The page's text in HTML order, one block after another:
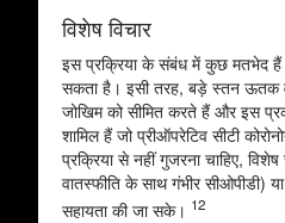
विशेष विचार
इस प्रक्रिया के संबंध में कुछ मतभेद हैं।
सकता है। इसी तरह, बड़े स्तन ऊतक
जोखिम को सीमित करते हैं और इस
शामिल हैं जो प्रीऑपरेटिव सीटी
प्रक्रिया से नहीं गुजरना चाहिए,
वातस्फीति के साथ गंभीर सीओपीडी)
सहायता की जा सके। 12